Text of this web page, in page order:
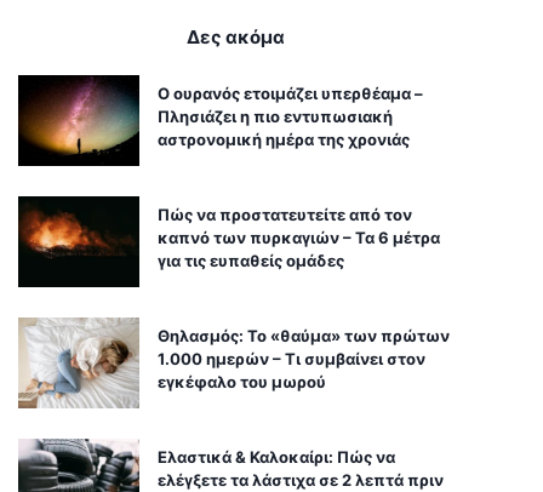
Δες ακόμα
Ο ουρανός ετοιμάζει υπερθέαμα –
Πλησιάζει η πιο εντυπωσιακή
αστρονομική ημέρα της χρονιάς
Πώς να προστατευτείτε από τον
καπνό των πυρκαγιών – Τα 6 μέτρα
για τις ευπαθείς ομάδες
Θηλασμός: Το «θαύμα» των πρώτων
1.000 ημερών – Τι συμβαίνει στον
εγκέφαλο του μωρού
Ελαστικά & Καλοκαίρι: Πώς να
ελέγξετε τα λάστιχα σε 2 λεπτά πριν